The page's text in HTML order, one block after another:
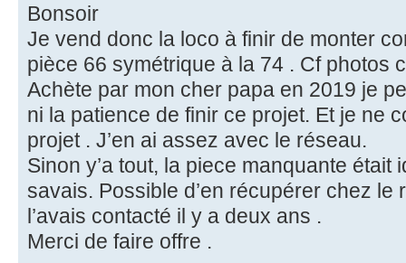
Bonsoir
Je vend donc la loco à finir de monter
pièce 66 symétrique à la 74 . Cf photos
Achète par mon cher papa en 2019 je
ni la patience de finir ce projet. Et je ne
projet . J’en ai assez avec le réseau.
Sinon y’a tout, la piece manquante était
savais. Possible d’en récupérer chez le
l’avais contacté il y a deux ans .
Merci de faire offre .